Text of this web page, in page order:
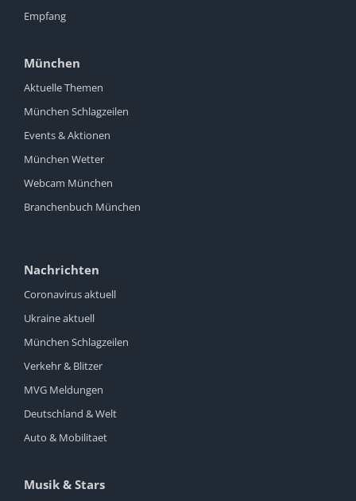
Empfang
München
Aktuelle Themen
München Schlagzeilen
Events & Aktionen
München Wetter
Webcam München
Branchenbuch München
Nachrichten
Coronavirus aktuell
Ukraine aktuell
München Schlagzeilen
Verkehr & Blitzer
MVG Meldungen
Deutschland & Welt
Auto & Mobilitaet
Musik & Stars